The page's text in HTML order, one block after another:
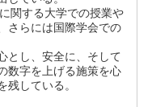
関する大学での授業や
さらには国際学会での
とし、安全に、そして
数字を上げる施策を心
残している。